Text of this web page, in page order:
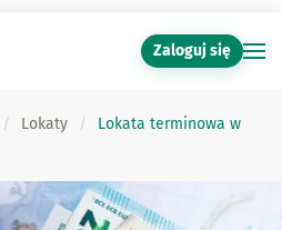
Zaloguj się
Lokaty
Lokata terminowa w